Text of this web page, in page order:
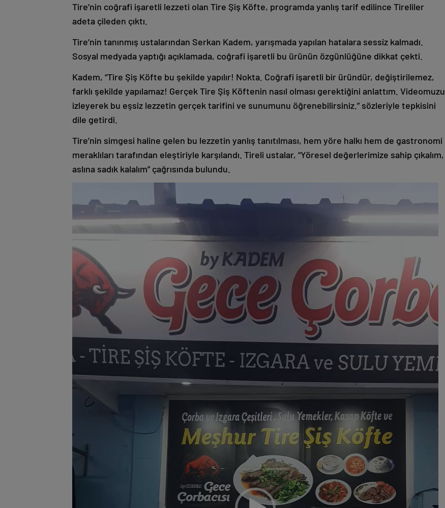
Tire’nin coğrafi işaretli lezzeti olan Tire Şiş Köfte, programda yanlış tarif edilince Tireliler
adeta çileden çıktı.
Tire’nin tanınmış ustalarından Serkan Kadem, yarışmada yapılan hatalara sessiz kalmadı.
Sosyal medyada yaptığı açıklamada, coğrafi işaretli bu ürünün özgünlüğüne dikkat çekti.
Kadem, “Tire Şiş Köfte bu şekilde yapılır! Nokta. Coğrafi işaretli bir üründür, değiştirilemez,
farklı şekilde yapılamaz! Gerçek Tire Şiş Köftenin nasıl olması gerektiğini anlattım. Videomuzu
izleyerek bu eşsiz lezzetin gerçek tarifini ve sunumunu öğrenebilirsiniz.” sözleriyle tepkisini
dile getirdi.
Tire’nin simgesi haline gelen bu lezzetin yanlış tanıtılması, hem yöre halkı hem de gastronomi
meraklıları tarafından eleştiriyle karşılandı. Tireli ustalar, “Yöresel değerlerimize sahip çıkalım,
aslına sadık kalalım” çağrısında bulundu.